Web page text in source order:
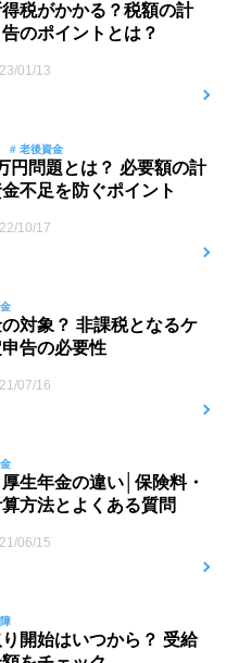
税がかかる？税額の計
のポイントとは？
01/13
# 老後資金
円問題とは？ 必要額の計
不足を防ぐポイント
10/17
対象？ 非課税となるケ
告の必要性
07/16
生年金の違い│保険料・
方法とよくある質問
06/15
開始はいつから？ 受給